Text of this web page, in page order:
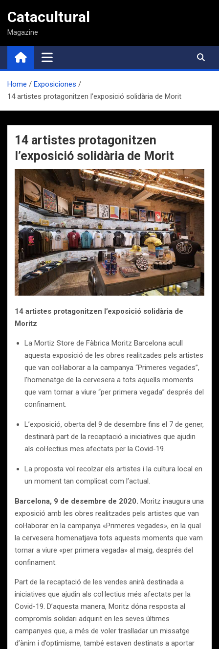
contenido
Catacultural
Magazine
Home
Exposiciones
14 artistes protagonitzen l’exposició solidària de Morit
14 artistes protagonitzen
l’exposició solidària de Morit
14 artistes protagonitzen l’exposició solidària de
Moritz
La Mortiz Store de Fàbrica Moritz Barcelona acull
aquesta exposició de les obres realitzades pels artistes
que van col·laborar a la campanya “Primeres vegades”,
l’homenatge de la cervesera a tots aquells moments
que vam tornar a viure “per primera vegada” després del
confinament.
L’exposició, oberta del 9 de desembre fins el 7 de gener,
destinarà part de la recaptació a iniciatives que ajudin
als col·lectius mes afectats per la Covid-19.
La proposta vol recolzar els artistes i la cultura local en
un moment tan complicat com l’actual.
Barcelona, 9 de desembre de 2020. Moritz inaugura una
exposició amb les obres realitzades pels artistes que van
col·laborar en la campanya «Primeres vegades», en la qual
la cervesera homenatjava tots aquests moments que vam
tornar a viure «per primera vegada» al maig, després del
confinament.
Part de la recaptació de les vendes anirà destinada a
iniciatives que ajudin als col·lectius més afectats per la
Covid-19. D’aquesta manera, Moritz dóna resposta al
compromís solidari adquirit en les seves últimes
campanyes que, a més de voler traslladar un missatge
d’ànim i d’optimisme, també estaven destinats a aportar